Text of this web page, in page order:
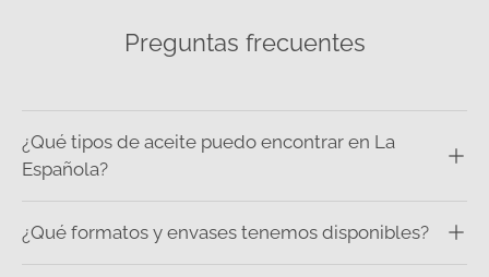
Preguntas frecuentes
¿Qué tipos de aceite puedo encontrar en La
Española?
¿Qué formatos y envases tenemos disponibles?